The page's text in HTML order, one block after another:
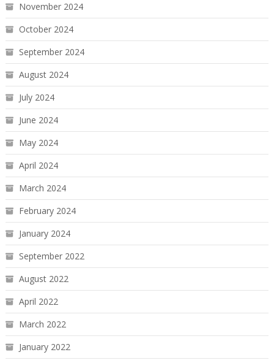
November 2024
October 2024
September 2024
August 2024
July 2024
June 2024
May 2024
April 2024
March 2024
February 2024
January 2024
September 2022
August 2022
April 2022
March 2022
January 2022